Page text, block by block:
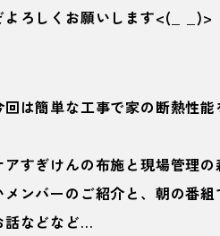
よろしくお願いします<(_ _)>
は簡単な工事で家の断熱性
すぎけんの布施と現場管理の
ンバーのご紹介と、朝の番
話などなど…